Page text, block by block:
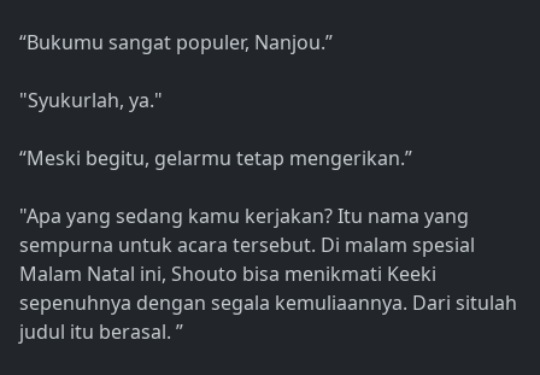
“Bukumu sangat populer, Nanjou.”
"Syukurlah, ya."
“Meski begitu, gelarmu tetap mengerikan.”
"Apa yang sedang kamu kerjakan? Itu nama yang
sempurna untuk acara tersebut. Di malam spesial
Malam Natal ini, Shouto bisa menikmati Keeki
sepenuhnya dengan segala kemuliaannya. Dari situlah
judul itu berasal. ”